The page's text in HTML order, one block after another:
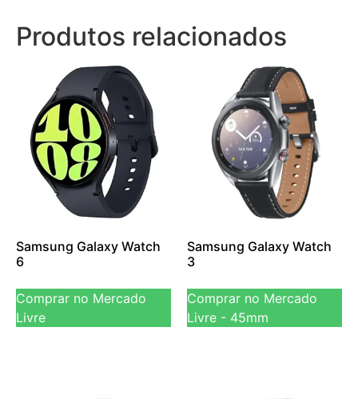
Produtos relacionados
Samsung Galaxy Watch
6
Comprar no Mercado
Livre
Samsung Galaxy Watch
3
Comprar no Mercado
Livre - 45mm